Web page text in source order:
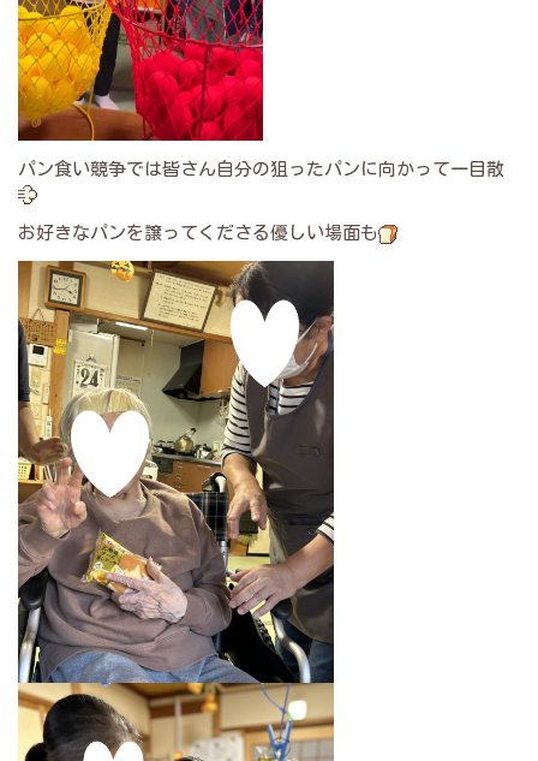
パン食い競争では皆さん自分の狙ったパンに向かって一目散
お好きなパンを譲ってくださる優しい場面も